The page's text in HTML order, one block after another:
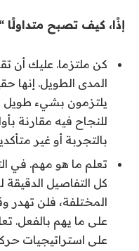
إذًا، كيف تصبح متداولًا
كن ملتزما. عليك أن
المدى الطويل. إنها
يلتزمون بشيء طويل
للنجاح فيه مقارنة
بالتجربة أو غير
تعلم ما هو مهم. في
كل التفاصيل
المختلفة، فلن
على ما يهم بالفعل.
على استراتيجيات